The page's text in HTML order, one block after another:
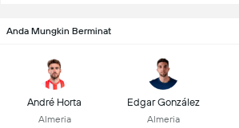
Anda Mungkin Berminat
André Horta
Almeria
Edgar González
Almeria